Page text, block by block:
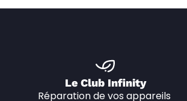
Le Club Infinity
Réparation de vos appareils